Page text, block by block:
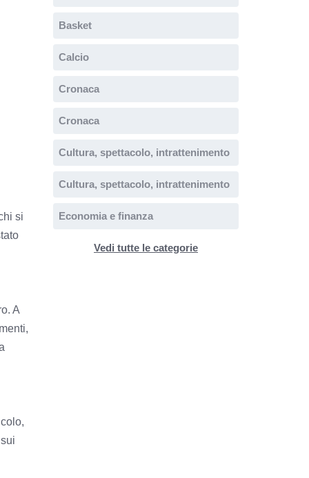
si
A
Basket
Calcio
Cronaca
Cronaca
Cultura, spettacolo, intrattenimento
Cultura, spettacolo, intrattenimento
Economia e finanza
Vedi tutte le categorie